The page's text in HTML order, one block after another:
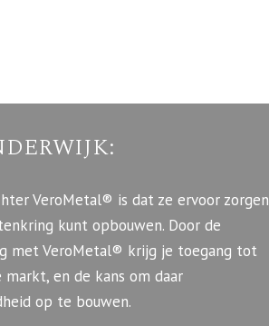
VeroMetal® is dat ze ervoor zorgen
kunt opbouwen. Door de
met VeroMetal® krijg je toegang tot
markt, en de kans om daar
op te bouwen.